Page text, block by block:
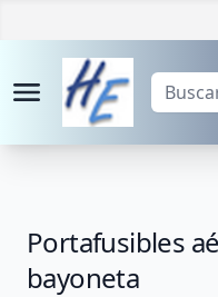
Portafusibles
bayoneta